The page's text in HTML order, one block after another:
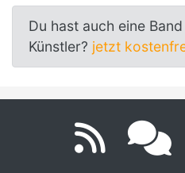
Du hast auch eine
Künstler? jetzt